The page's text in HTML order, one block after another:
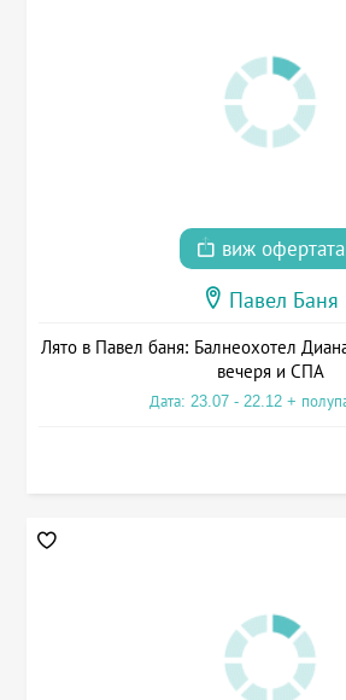
виж офертата
Павел Баня
Лято в Павел баня: Балнеохотел
вечеря и СПА
Дата: 23.07 - 22.12 +